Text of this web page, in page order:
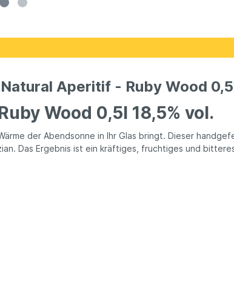
Aperitif - Ruby Wood
Wood 0,5l 18,5% vol.
der Abendsonne in Ihr Glas bringt. Dieser
Das Ergebnis ist ein kräftiges, fruchtiges und